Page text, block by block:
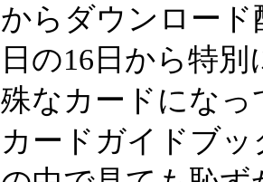
からダウンロー
日の16日から特
殊なカードにな
カードガイドブ